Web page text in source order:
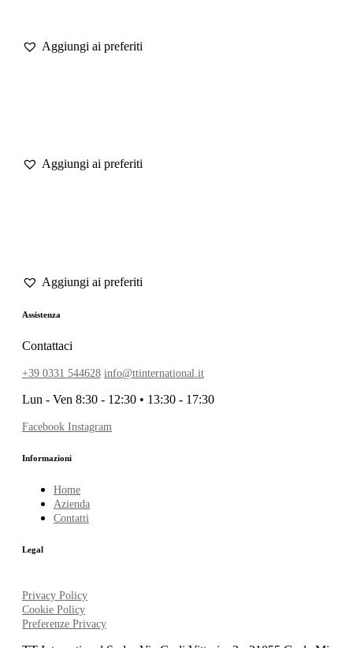
Assistenza
Contattaci
+39 0331 544628 info@ttinternational.it
Lun - Ven 8:30 - 12:30 • 13:30 - 17:30
Facebook Instagram
Informazioni
Home
Azienda
Contatti
Legal
Privacy Policy
Cookie Policy
Preferenze Privacy